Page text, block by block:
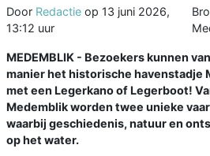
Door Redactie op 13 juni 2026,
13:12 uur
MEDEMBLIK - Bezoekers kunnen
manier het historische havenstadje
met een Legerkano of Legerboot!
Medemblik worden twee unieke
waarbij geschiedenis, natuur en
op het water.